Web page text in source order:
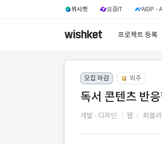
위시켓 요즘IT AIDP -
프로젝트 등록
모집 마감 외주
독서 콘텐츠 반
개발 디자인 웹 퍼블